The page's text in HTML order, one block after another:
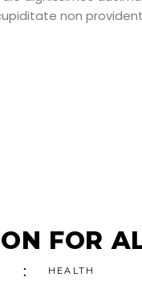
non
FOR
HEALTH